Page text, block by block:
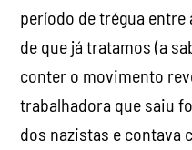
período de trégua
de que já tratamos (a
conter o movimento
trabalhadora que saiu
dos nazistas e contava